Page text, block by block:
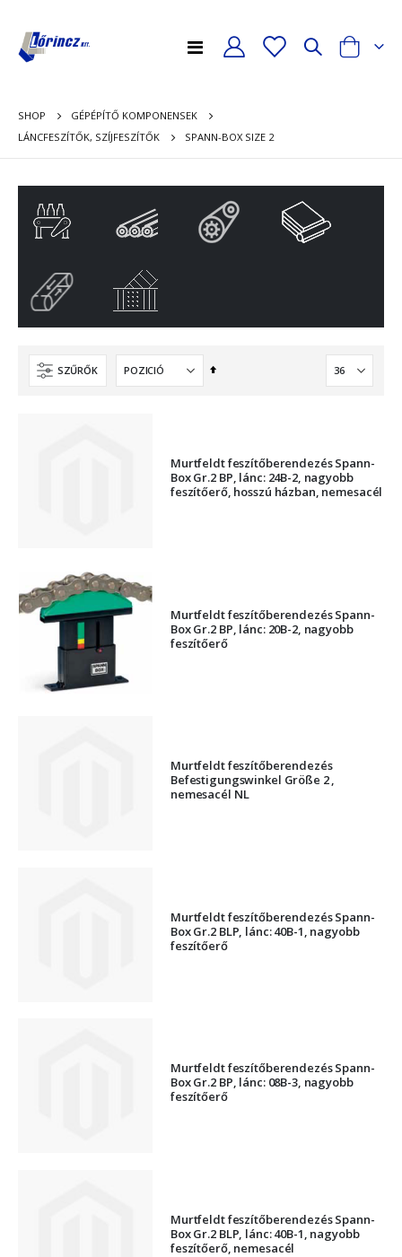
Toggle
Cart
SHOP
GÉPÉPÍTŐ KOMPONENSEK
LÁNCFESZÍTŐK, SZÍJFESZÍTŐK
SPANN-BOX SIZE 2
SZŰRŐK
Csökkenő
Murtfeldt feszítőberendezés Spann-
Box Gr.2 BP, lánc: 24B-2, nagyobb
feszítőerő, hosszú házban, nemesacél
Murtfeldt feszítőberendezés Spann-
Box Gr.2 BP, lánc: 20B-2, nagyobb
feszítőerő
Murtfeldt feszítőberendezés
Befestigungswinkel Größe 2 ,
nemesacél NL
Murtfeldt feszítőberendezés Spann-
Box Gr.2 BLP, lánc: 40B-1, nagyobb
feszítőerő
Murtfeldt feszítőberendezés Spann-
Box Gr.2 BP, lánc: 08B-3, nagyobb
feszítőerő
Murtfeldt feszítőberendezés Spann-
Box Gr.2 BLP, lánc: 40B-1, nagyobb
feszítőerő, nemesacél